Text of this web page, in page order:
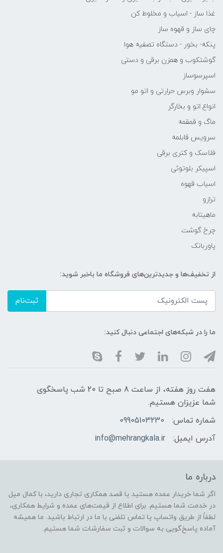
غذا ساز - اسیاب و مخلوط کن
چای ساز و قهوه ساز
پنکه- بخور - دستگاه تصفیه هوا
گوشتکوب و همزن برقی و دستی
اسپرسوساز
سشوار وبرس حرارتی و اتو مو
انواع اتو و بخارگر
ماگ و قمقمه
سرویس قابلمه
فلاسک و کتری برقی
اسپیکر بلوتوثی
اسیاب قهوه
ترازو
ماهیتابه
چرخ گوشت
پاوربانک
از تخفیف‌ها و جدیدترین‌های فروشگاه ما باخبر شوید:
ثبت‌نام
ما را در شبکه‌های اجتماعی دنبال کنید:
هفت روز هفته، از ساعت 8 صبح تا 20 شب پاسخگوی
شما عزیزان هستیم.
شماره تماس:
09905103230
آدرس ایمیل:
info@mehrangkala.ir
درباره ما
اگر شما خریدار عمده هستید یا قصد همکاری تجاری دارید، با کمال میل
در خدمت شما هستیم. برای اطلاع از قیمت‌های عمده و شرایط همکاری،
لطفاً از طریق واتساپ یا تماس تلفنی با ما در ارتباط باشید. ما همیشه
آماده پاسخ‌گویی به سوالات و ثبت سفارشات شما هستیم.